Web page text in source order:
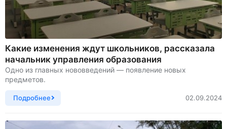
Какие изменения ждут школьников, рассказала
начальник управления образования
Одно из главных нововведений — появление новых
предметов.
Подробнее 02.09.2024